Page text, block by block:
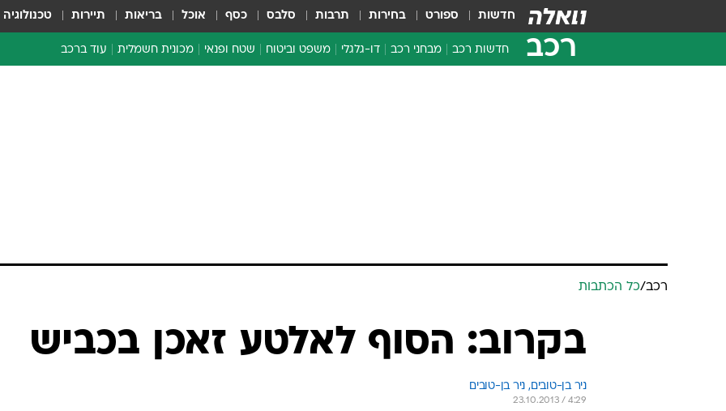
חדשות ספורט בחירות תרבות סלבס כסף אוכל בריאות תיירות טכנולוגיה
רכב חדשות רכב מבחני רכב דו-גלגלי משפט וביטוח שטח ופנאי מכונית חשמלית עוד ברכב
טכנולוגיה
רכב/כל הכתבות
בקרוב: הסוף לאלטע זאכן בכביש
ניר בן-טובים, ניר בן-טובים
23.10.2013 / 4:29